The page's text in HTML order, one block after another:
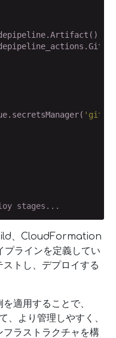
stages...
、CloudFormation
ラインを定義してい
トし、デプロイする
適用することで、
、より管理しやすく、
ラストラクチャを構